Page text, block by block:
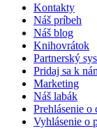
Kontakty
Náš príbeh
Náš blog
Knihovrátok
Partnerský
Pridaj sa k
Marketing
Náš labák
Prehlásenie o
Vyhlásenie o